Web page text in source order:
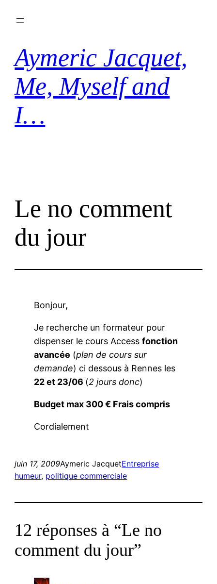
Aymeric Jacquet,
Me, Myself and
I…
Le no comment
du jour
Bonjour,
Je recherche un formateur pour
dispenser le cours Accessfonction
avancée (plan de cours sur
demande) ci dessous à Rennes les
22 et 23/06 (2 jours donc)
Budget max 300 € Frais compris
Cordialement
juin 17, 2009Aymeric JacquetEntreprise
humeur, politique commerciale
12 réponses à “Le no
comment du jour”